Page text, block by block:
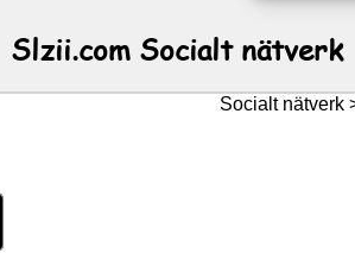
Slzii.com Socialt nätverk
Socialt nätverk